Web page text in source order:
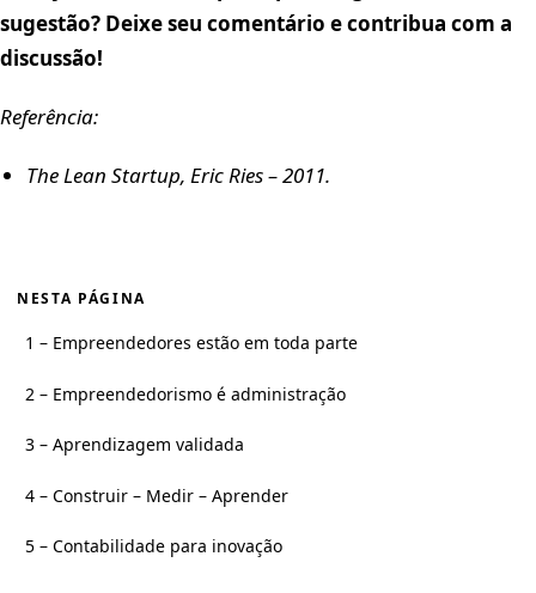
sugestão? Deixe seu comentário e contribua com a
discussão!
Referência:
The Lean Startup, Eric Ries – 2011.
NESTA PÁGINA
1 – Empreendedores estão em toda parte
2 – Empreendedorismo é administração
3 – Aprendizagem validada
4 – Construir – Medir – Aprender
5 – Contabilidade para inovação